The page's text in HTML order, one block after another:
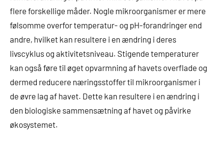
flere forskellige måder. Nogle mikroorganismer er mere
følsomme overfor temperatur- og pH-forandringer end
andre, hvilket kan resultere i en ændring i deres
livscyklus og aktivitetsniveau. Stigende temperaturer
kan også føre til øget opvarmning af havets overflade og
dermed reducere næringsstoffer til mikroorganismer i
de øvre lag af havet. Dette kan resultere i en ændring i
den biologiske sammensætning af havet og påvirke
økosystemet.